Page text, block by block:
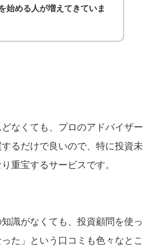
始める人が増えてきていま
なくても、プロのアドバイザー
るだけで良いので、特に投資未
重宝するサービスです。
識がなくても、投資顧問を使っ
た」という口コミも色々なとこ